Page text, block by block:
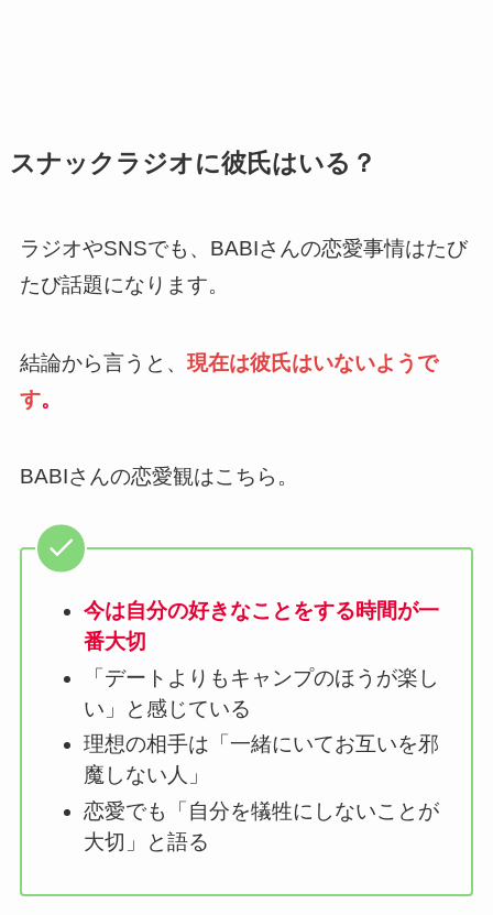
スナックラジオに彼氏はいる？
ラジオやSNSでも、BABIさんの恋愛事情はたび
たび話題になります。
結論から言うと、 現在は彼氏はいないようで
す。
BABIさんの恋愛観はこちら。
今は自分の好きなことをする時間が一
番大切
「デートよりもキャンプのほうが楽し
い」と感じている
理想の相手は「一緒にいてお互いを邪
魔しない人」
恋愛でも「自分を犠牲にしないことが
大切」と語る